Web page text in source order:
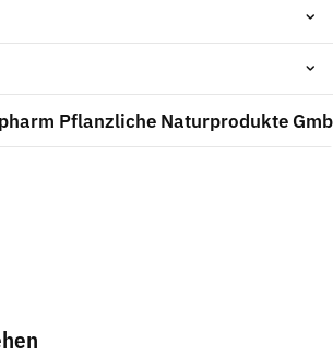
Pflanzliche Naturprodukte